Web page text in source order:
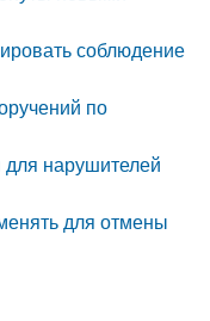
соблюдение
по
нарушителей
для отмены